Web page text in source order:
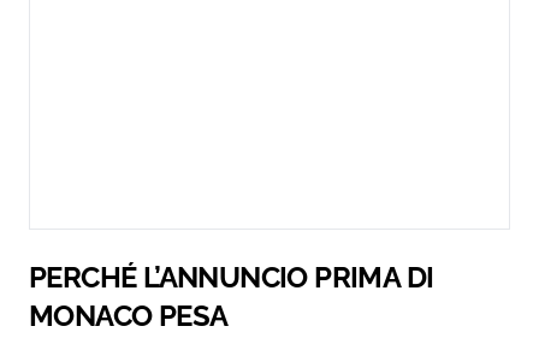
PERCHÉ L’ANNUNCIO PRIMA DI
MONACO PESA